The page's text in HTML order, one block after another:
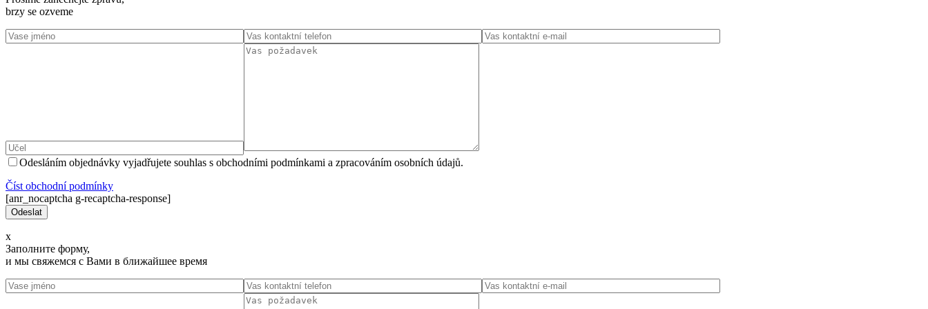
brzy se ozveme
Odesláním objednávky vyjadřujete souhlas s obchodními podmínkami a zpracováním osobních údajů.
Číst оbchodní podmínky
[anr_nocaptcha g-recaptcha-response]
x
Заполните форму,
и мы свяжемся с Вами в ближайшее время